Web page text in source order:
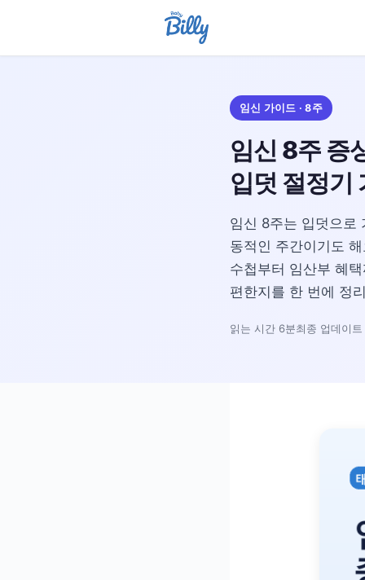
임신 가이드 · 8주
임신 8주 증
입덧 절정기
임신 8주는 입덧으로
동적인 주간이기도
수첩부터 임산부 혜
편한지를 한 번에 정
읽는 시간 6분최종 업데이